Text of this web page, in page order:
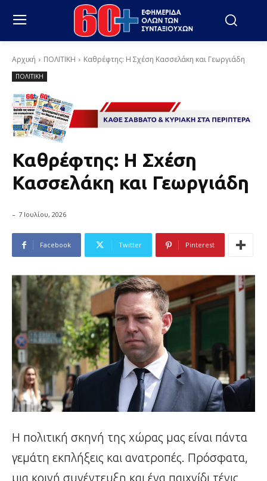
Αρχική ΠΟΛΙΤΙΚΗ Καθρέφτης: Η Σχέση Κασσελάκη και Γεωργιάδη
ΠΟΛΙΤΙΚΗ
Καθρέφτης: Η Σχέση
Κασσελάκη και Γεωργιάδη
- 7 Ιουλίου, 2026
Facebook Twitter Pinterest
Η πολιτική σκηνή της χώρας μας είναι πάντα
γεμάτη εκπλήξεις και ανατροπές. Πρόσφατα,
μια κοινή συνέντευξη και ένα παιχνίδι τένις